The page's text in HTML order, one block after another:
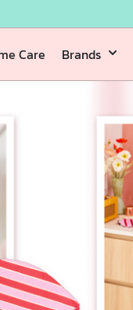
Care Brands